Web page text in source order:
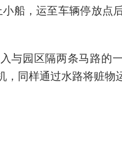
船，运至车辆停放点
与园区隔两条马路的
同样通过水路将赃物